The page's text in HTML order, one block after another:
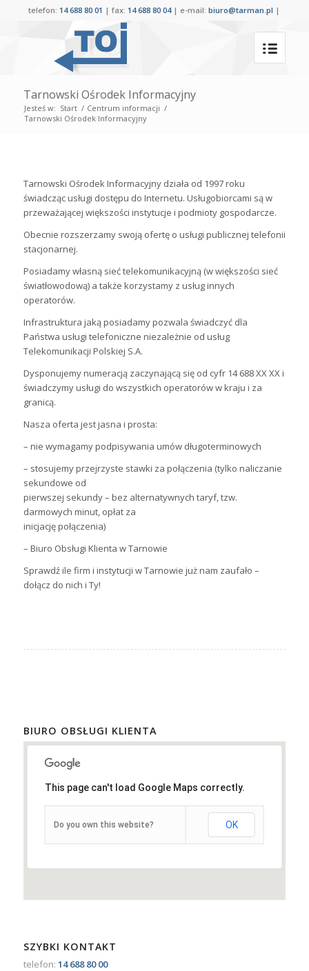
telefon: 14 688 80 01 | fax: 14 688 80 04 | e-mail:biuro@tarman.pl |
Tarnowski Ośrodek Informacyjny
Jesteś w: Start / Centrum informacji /
Tarnowski Ośrodek Informacyjny
Tarnowski Ośrodek Informacyjny działa od 1997 roku
świadcząc usługi dostępu do Internetu. Usługobiorcami są w
przeważającej większości instytucje i podmioty gospodarcze.
Obecnie rozszerzamy swoją ofertę o usługi publicznej telefonii
stacjonarnej.
Posiadamy własną sieć telekomunikacyjną (w większości sieć
światłowodową) a także korzystamy z usług innych
operatorów.
Infrastruktura jaką posiadamy pozwala świadczyć dla
Państwa usługi telefoniczne niezależnie od usług
Telekomunikacji Polskiej S.A.
Dysponujemy numeracją zaczynającą się od cyfr 14 688 XX XX i
świadczymy usługi do wszystkich operatorów w kraju i za
granicą.
Nasza oferta jest jasna i prosta:
– nie wymagamy podpisywania umów długoterminowych
– stosujemy przejrzyste stawki za połączenia (tylko naliczanie
sekundowe od
pierwszej sekundy – bez alternatywnych taryf, tzw.
darmowych minut, opłat za
inicjację połączenia)
– Biuro Obsługi Klienta w Tarnowie
Sprawdź ile firm i instytucji w Tarnowie już nam zaufało –
dołącz do nich i Ty!
BIURO OBSŁUGI KLIENTA
This page can't load Google Maps correctly.
Do you own this website? OK
SZYBKI KONTAKT
telefon: 14 688 80 00